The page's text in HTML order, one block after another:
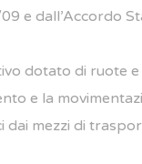
e dall’Accordo
dotato di ruote
e la
dai mezzi di